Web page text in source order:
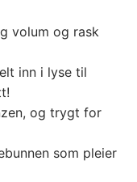
volum og rask
inn i lyse til
og trygt for
som pleier